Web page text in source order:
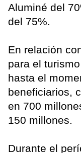
Aluminé del
del 75%.
En relación
para el
hasta el
beneficiarios,
en 700
150 millones.
Durante el